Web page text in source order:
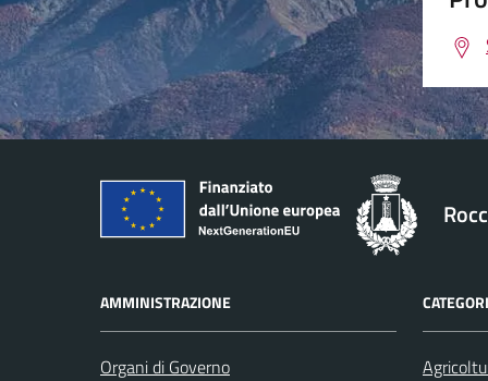
AMMINISTRAZIONE
Organi di Governo